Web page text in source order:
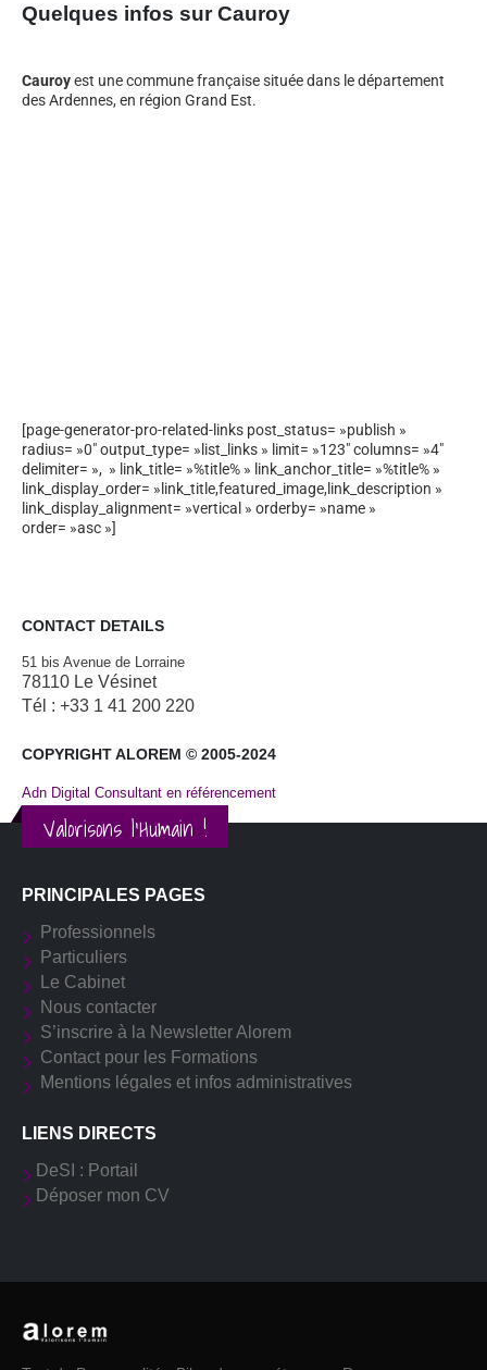
Quelques infos sur Cauroy
Cauroyest une commune française située dans le département
des Ardennes, en région Grand Est.
[page-generator-pro-related-links post_status= »publish »
radius= »0″ output_type= »list_links » limit= »123″ columns= »4″
delimiter= », » link_title= »%title% » link_anchor_title= »%title% »
link_display_order= »link_title,featured_image,link_description »
link_display_alignment= »vertical » orderby= »name »
order= »asc »]
CONTACT DETAILS
51 bis Avenue de Lorraine
78110 Le Vésinet
Tél : +33 1 41 200 220
COPYRIGHT ALOREM © 2005-2024
Adn Digital Consultant en référencement
Valorisons l'Humain !
PRINCIPALES PAGES
Professionnels
Particuliers
Le Cabinet
Nous contacter
S’inscrire à la Newsletter Alorem
Contact pour les Formations
Mentions légales et infos administratives
LIENS DIRECTS
DeSI : Portail
Déposer mon CV